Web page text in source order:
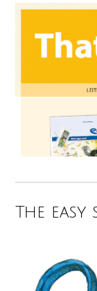
The easy